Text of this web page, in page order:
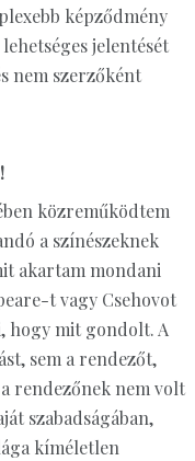
képződmény
jelentését
nem szerzőként
közreműködtem
a színészeknek
akartam mondani
t vagy Csehovot
hogy mit gondolt. A
sem a rendezőt,
rendezőnek nem volt
szabadságában,
kíméletlen